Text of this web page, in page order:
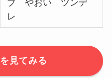
ブ やおい ツンデ
レ
見てみる